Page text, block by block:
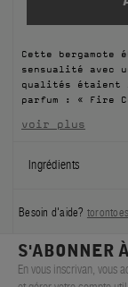
Cette
sensualité avec
qualités étaient
parfum : « Fire
voir plus
Ingrédients
Besoin d'aide?
S'ABONNER
En vous inscrivan, vous